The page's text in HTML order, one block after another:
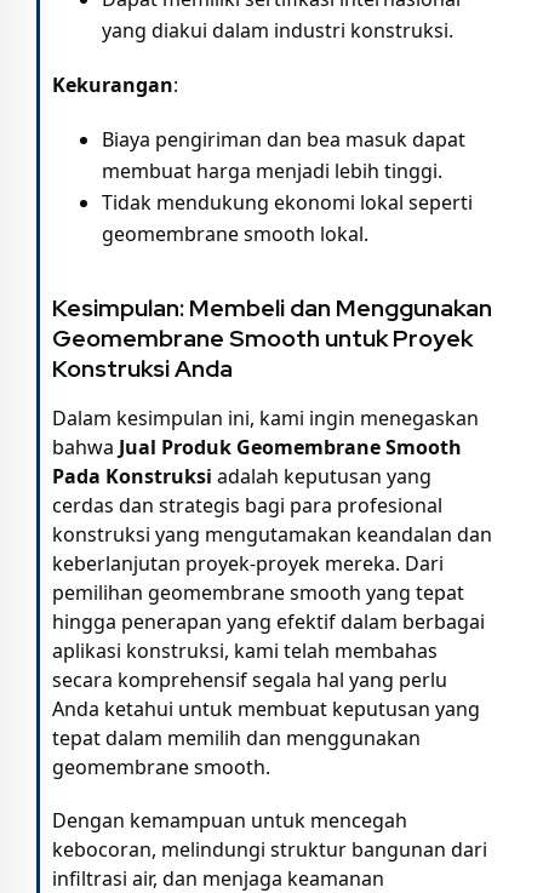
yang diakui dalam industri konstruksi.
Kekurangan:
Biaya pengiriman dan bea masuk dapat
membuat harga menjadi lebih tinggi.
Tidak mendukung ekonomi lokal seperti
geomembrane smooth lokal.
Kesimpulan: Membeli dan Menggunakan
Geomembrane Smooth untuk Proyek
Konstruksi Anda
Dalam kesimpulan ini, kami ingin menegaskan
bahwa Jual Produk Geomembrane Smooth
Pada Konstruksi adalah keputusan yang
cerdas dan strategis bagi para profesional
konstruksi yang mengutamakan keandalan dan
keberlanjutan proyek-proyek mereka. Dari
pemilihan geomembrane smooth yang tepat
hingga penerapan yang efektif dalam berbagai
aplikasi konstruksi, kami telah membahas
secara komprehensif segala hal yang perlu
Anda ketahui untuk membuat keputusan yang
tepat dalam memilih dan menggunakan
geomembrane smooth.
Dengan kemampuan untuk mencegah
kebocoran, melindungi struktur bangunan dari
infiltrasi air, dan menjaga keamanan